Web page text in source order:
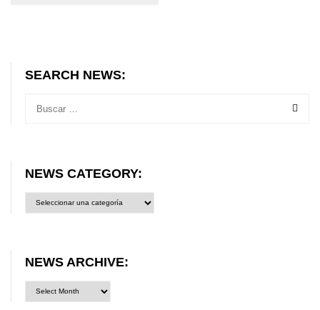
SEARCH NEWS:
NEWS CATEGORY:
category:
NEWS ARCHIVE: